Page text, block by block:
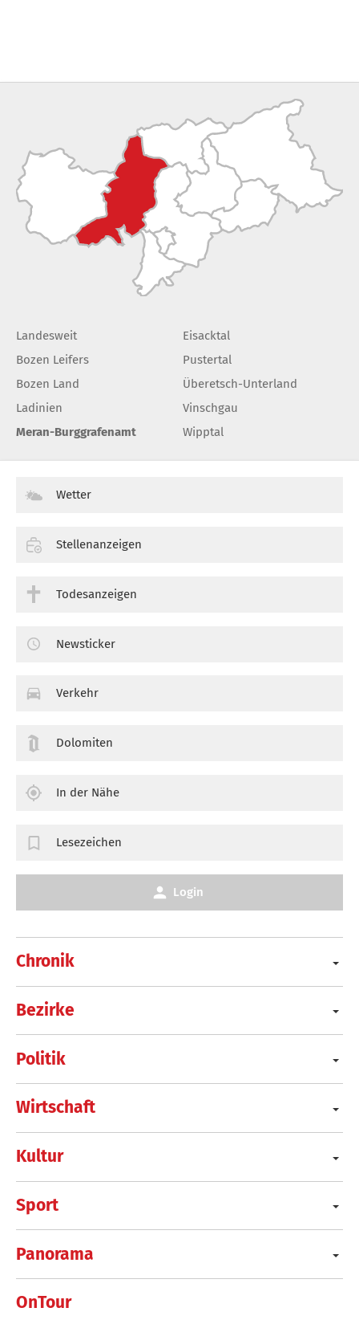
Landesweit
Bozen Leifers
Bozen Land
Ladinien
Meran-Burggrafenamt
Eisacktal
Pustertal
Überetsch-Unterland
Vinschgau
Wipptal
Chronik
Bezirke
Politik
Wirtschaft
Kultur
Sport
Panorama
OnTour
Wetter
Stellenanzeigen
Todesanzeigen
Newsticker
Verkehr
Dolomiten
In der Nähe
Lesezeichen
Login